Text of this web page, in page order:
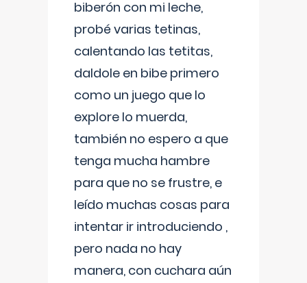
biberón con mi leche,
probé varias tetinas,
calentando las tetitas,
daldole en bibe primero
como un juego que lo
explore lo muerda,
también no espero a que
tenga mucha hambre
para que no se frustre, e
leído muchas cosas para
intentar ir introduciendo ,
pero nada no hay
manera, con cuchara aún